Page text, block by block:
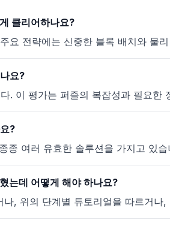
클리어하나요?
요 전략에는 신중한 블록 배치와 물
요?
. 이 평가는 퍼즐의 복잡성과 필요한
?
여러 유효한 솔루션을 가지고 있
는데 어떻게 해야 하나요?
, 위의 단계별 튜토리얼을 따르거